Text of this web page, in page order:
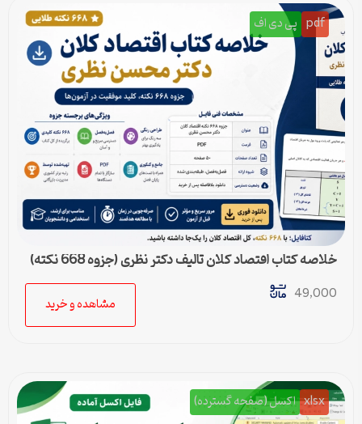
pdf پی دی اف
خلاصه کتاب اقتصاد کلان تالیف دکتر نظری (جزوه 668 نکته)
49,000
مشاهده و خرید
xlsx اکسل (صفحه گسترده)